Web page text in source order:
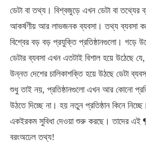
ডেটা বা তথ্য। বিশ্বজুড়ে এখন ডেটা বা তথ্যের
আকর্ষণীয় আর লাভজনক ব্যবসা। তথ্য ব্যবসা
বিশ্বের বড় বড় প্রযুক্তি প্রতিষ্ঠানগুলো। গড়ে
ডেটার ব্যবসা এখন এতটাই বিশাল হয়ে উঠেছে
উন্নত দেশের চালিকাশক্তি হয়ে উঠছে ডেটা
শুধু তাই নয়, প্রতিষ্ঠানগুলো এখন আর কোনো
উঠতে দিচ্ছে না। হয় নতুন প্রতিষ্ঠান কিনে
একইরকম সুবিধা দেওয়া শুরু করছে। তাদের এই
বরংঅঢেল তথ্য!